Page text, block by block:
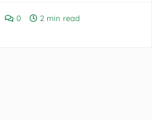
0 2 min read